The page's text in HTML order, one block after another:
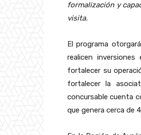
formalización y
visita.
El programa
realicen
fortalecer su
fortalecer la
concursable cuenta
que genera cerca de